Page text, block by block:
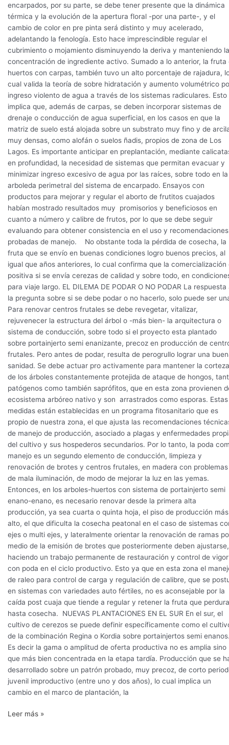
encarpados, por su parte, se debe tener presente que la dinámica
térmica y la evolución de la apertura floral -por una parte-, y el
cambio de color en pre pinta será distinto y muy acelerado,
adelantando la fenología. Esto hace imprescindible regular el
cubrimiento o mojamiento disminuyendo la deriva y manteniendo la
concentración de ingrediente activo. Sumado a lo anterior, la fruta
huertos con carpas, también tuvo un alto porcentaje de rajadura,
cual valida la teoría de sobre hidratación y aumento volumétrico
ingreso violento de agua a través de los sistemas radiculares. Esto
implica que, además de carpas, se deben incorporar sistemas de
drenaje o conducción de agua superficial, en los casos en que la
matriz de suelo está alojada sobre un substrato muy fino y de
muy densas, como alofán o suelos ñadis, propios de zona de Los
Lagos. Es importante anticipar en preplantación, mediante
en profundidad, la necesidad de sistemas que permitan evacuar y
minimizar ingreso excesivo de agua por las raíces, sobre todo en la
arboleda perimetral del sistema de encarpado. Ensayos con
productos para mejorar y regular el aborto de frutitos cuajados
habían mostrado resultados muy promisorios y beneficiosos en
cuanto a número y calibre de frutos, por lo que se debe seguir
evaluando para obtener consistencia en el uso y recomendaciones
probadas de manejo. No obstante toda la pérdida de cosecha, la
fruta que se envío en buenas condiciones logro buenos precios, al
igual que años anteriores, lo cual confirma que la comercialización
positiva si se envía cerezas de calidad y sobre todo, en
para viaje largo. EL DILEMA DE PODAR O NO PODAR La respuesta
la pregunta sobre si se debe podar o no hacerlo, solo puede ser
Para renovar centros frutales se debe revegetar, vitalizar,
rejuvenecer la estructura del árbol o -más bien- la arquitectura o
sistema de conducción, sobre todo si el proyecto esta plantado
sobre portainjerto semi enanizante, precoz en producción de
frutales. Pero antes de podar, resulta de perogrullo lograr una
sanidad. Se debe actuar pro activamente para mantener la corteza
de los árboles constantemente protejida de ataque de hongos,
patógenos como también saprófitos, que en esta zona provienen
ecosistema arbóreo nativo y son arrastrados como esporas. Estas
medidas están establecidas en un programa fitosanitario que es
propio de nuestra zona, el que ajusta las recomendaciones
de manejo de producción, asociado a plagas y enfermedades
del cultivo y sus hospederos secundarios. Por lo tanto, la poda
manejo es un segundo elemento de conducción, limpieza y
renovación de brotes y centros frutales, en madera con problemas
de mala iluminación, de modo de mejorar la luz en las yemas.
Entonces, en los arboles-huertos con sistema de portainjerto semi
enano-enano, es necesario renovar desde la primera alta
producción, ya sea cuarta o quinta hoja, el piso de producción más
alto, el que dificulta la cosecha peatonal en el caso de sistemas
ejes o multi ejes, y lateralmente orientar la renovación de ramas
medio de la emisión de brotes que posteriormente deben ajustarse,
haciendo un trabajo permanente de restauración y control de vigor
con poda en el ciclo productivo. Esto ya que en esta zona el
de raleo para control de carga y regulación de calibre, que se
en sistemas con variedades auto fértiles, no es aconsejable por la
caída post cuaja que tiende a regular y retener la fruta que perdura
hasta cosecha. NUEVAS PLANTACIONES EN EL SUR En el sur, el
cultivo de cerezos se puede definir específicamente como el
de la combinación Regina o Kordia sobre portainjertos semi
Es decir la gama o amplitud de oferta productiva no es amplia sino
que más bien concentrada en la etapa tardía. Producción que se
desarrollado sobre un patrón probado, muy precoz, de corto
juvenil improductivo (entre uno y dos años), lo cual implica un
cambio en el marco de plantación, la
Leer más »